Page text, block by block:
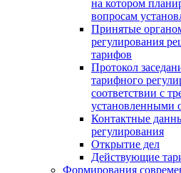
на котором
вопросам
Принятые
регулирования
тарифов
Протокол
тарифного
соответствии с
установленными
Контактные
регулирования
Открытие дел
Действующие
Формирования